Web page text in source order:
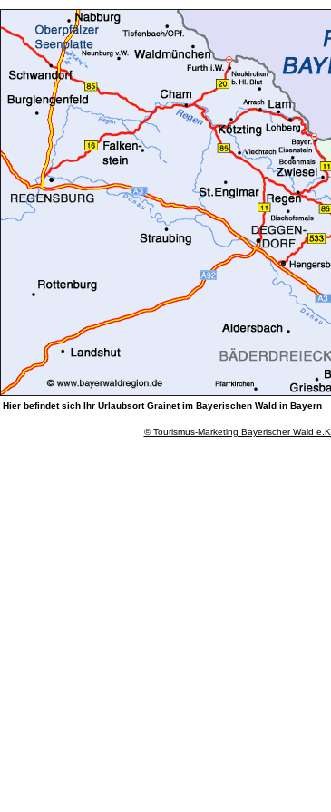
Hier befindet sich Ihr UrlaubsortGrainetim Bayerischen Wald in Bayern
© Tourismus-Marketing Bayerischer Wald e.K.